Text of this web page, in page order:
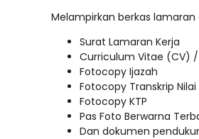
Melampirkan berkas
Surat Lamaran Kerja
Curriculum Vitae (CV)
Fotocopy Ijazah
Fotocopy Transkrip Nilai
Fotocopy KTP
Pas Foto Berwarna
Dan dokumen